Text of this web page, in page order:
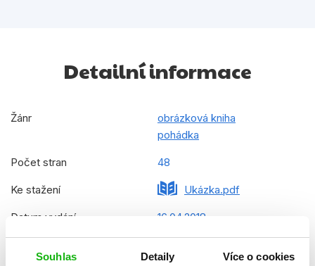
Souhlas Detaily Více o cookies
Detailní informace
Žánr
obrázková kniha
pohádka
Počet stran 48
Ke stažení Ukázka.pdf
Datum vydání 16.04.2018